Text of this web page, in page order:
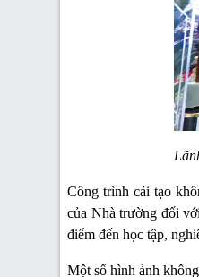
Công trình cải tạo
của Nhà trường đối
điểm đến học tập,
Một số hình ảnh